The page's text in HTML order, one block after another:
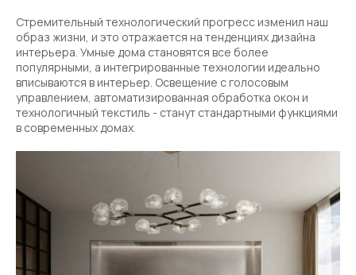
Стремительный технологический прогресс изменил наш
образ жизни, и это отражается на тенденциях дизайна
интерьера. Умные дома становятся все более
популярными, а интегрированные технологии идеально
вписываются в интерьер. Освещение с голосовым
управлением, автоматизированная обработка окон и
технологичный текстиль - станут стандартными функциями
в современных домах.